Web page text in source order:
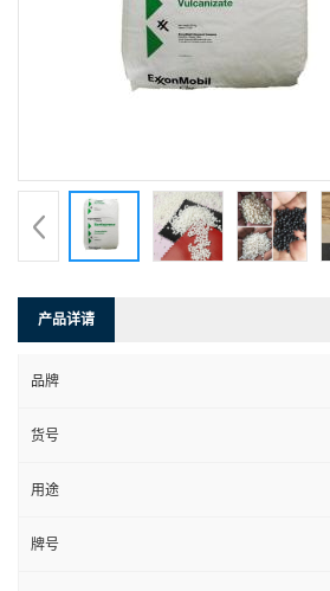
产品详请
品牌
货号
用途
牌号